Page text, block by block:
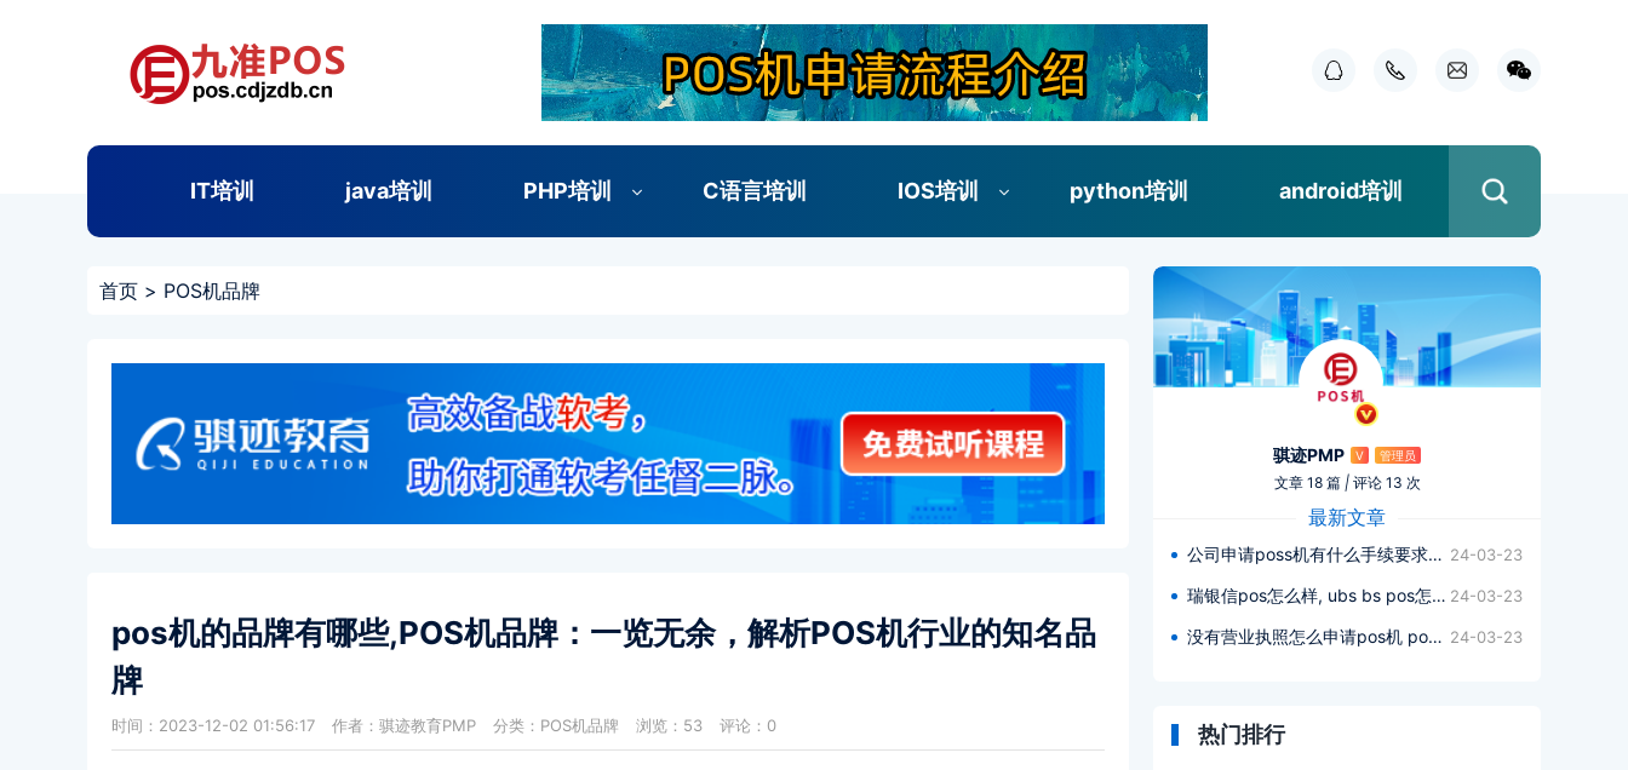
IT培训 java培训 PHP培训 C语言培训 IOS培训 python培训 android培训
首页 > POS机品牌
pos机的品牌有哪些,POS机品牌：一览无余，解析POS机行业的知名品
牌
时间：2023-12-02 01:56:17 作者：骐迹教育PMP 分类： POS机品牌 浏览：53 评论：0
骐迹PMP V 管理员
文章 18 篇 |评论 13 次
最新文章
公司申请poss机有什么手续要求嘛多少钱,公司申请poss机办理什么手续要求多少钱? 24-03-23
瑞银信pos怎么样, ubs bs pos怎么样? 24-03-23
没有营业执照怎么申请pos机 pos申请呢,没有营业执照pos机如何申请pos ? 24-03-23
热门排行